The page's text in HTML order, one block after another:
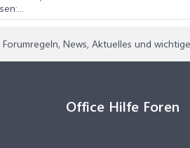
Forumregeln, News, Aktuelles und
Office Hilfe Foren